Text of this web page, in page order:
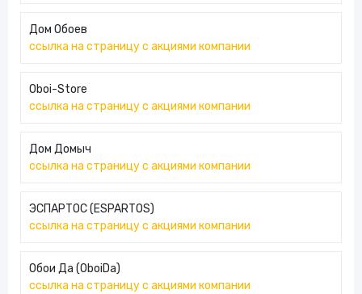
Дом Обоев
ссылка на страницу с акциями компании
Oboi-Store
ссылка на страницу с акциями компании
Дом Домыч
ссылка на страницу с акциями компании
ЭСПАРТОС (ESPARTOS)
ссылка на страницу с акциями компании
Обои Да (OboiDa)
ссылка на страницу с акциями компании